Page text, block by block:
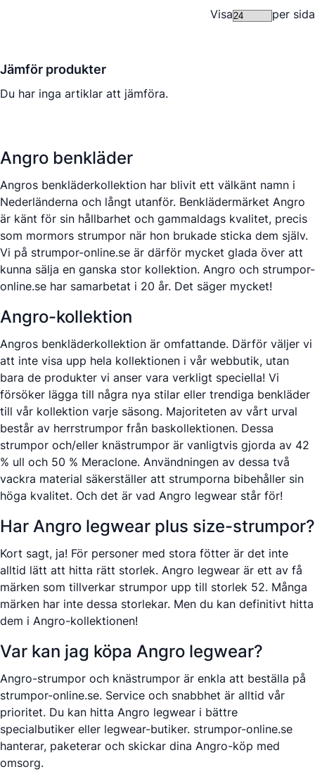
Visa per sida
Jämför produkter
Du har inga artiklar att jämföra.
Angro benkläder
Angros benkläderkollektion har blivit ett välkänt namn i
Nederländerna och långt utanför. Benklädermärket Angro
är känt för sin hållbarhet och gammaldags kvalitet, precis
som mormors strumpor när hon brukade sticka dem själv.
Vi på strumpor-online.se är därför mycket glada över att
kunna sälja en ganska stor kollektion. Angro och strumpor-
online.se har samarbetat i 20 år. Det säger mycket!
Angro-kollektion
Angros benkläderkollektion är omfattande. Därför väljer vi
att inte visa upp hela kollektionen i vår webbutik, utan
bara de produkter vi anser vara verkligt speciella! Vi
försöker lägga till några nya stilar eller trendiga benkläder
till vår kollektion varje säsong. Majoriteten av vårt urval
består av herrstrumpor från baskollektionen. Dessa
strumpor och/eller knästrumpor är vanligtvis gjorda av 42
% ull och 50 % Meraclone. Användningen av dessa två
vackra material säkerställer att strumporna bibehåller sin
höga kvalitet. Och det är vad Angro legwear står för!
Har Angro legwear plus size-strumpor?
Kort sagt, ja! För personer med stora fötter är det inte
alltid lätt att hitta rätt storlek. Angro legwear är ett av få
märken som tillverkar strumpor upp till storlek 52. Många
märken har inte dessa storlekar. Men du kan definitivt hitta
dem i Angro-kollektionen!
Var kan jag köpa Angro legwear?
Angro-strumpor och knästrumpor är enkla att beställa på
strumpor-online.se. Service och snabbhet är alltid vår
prioritet. Du kan hitta Angro legwear i bättre
specialbutiker eller legwear-butiker. strumpor-online.se
hanterar, paketerar och skickar dina Angro-köp med
omsorg.